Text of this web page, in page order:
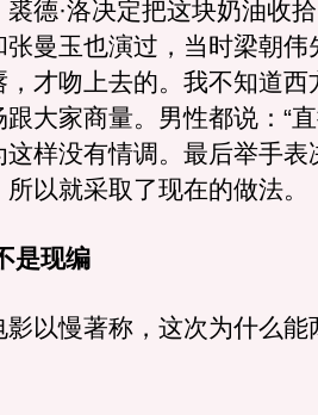
德·洛决定把这块奶油收
张曼玉也演过，当时梁朝伟
，才吻上去的。我不知道西
大家商量。男性都说：“
样没有情调。最后举手表
以就采取了现在的做法。
现编
慢著称，这次为什么能